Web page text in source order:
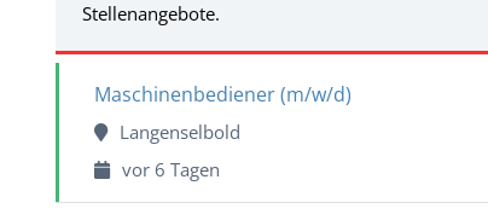
Stellenangebote.
Maschinenbediener (m/w/d)
Langenselbold
vor 6 Tagen